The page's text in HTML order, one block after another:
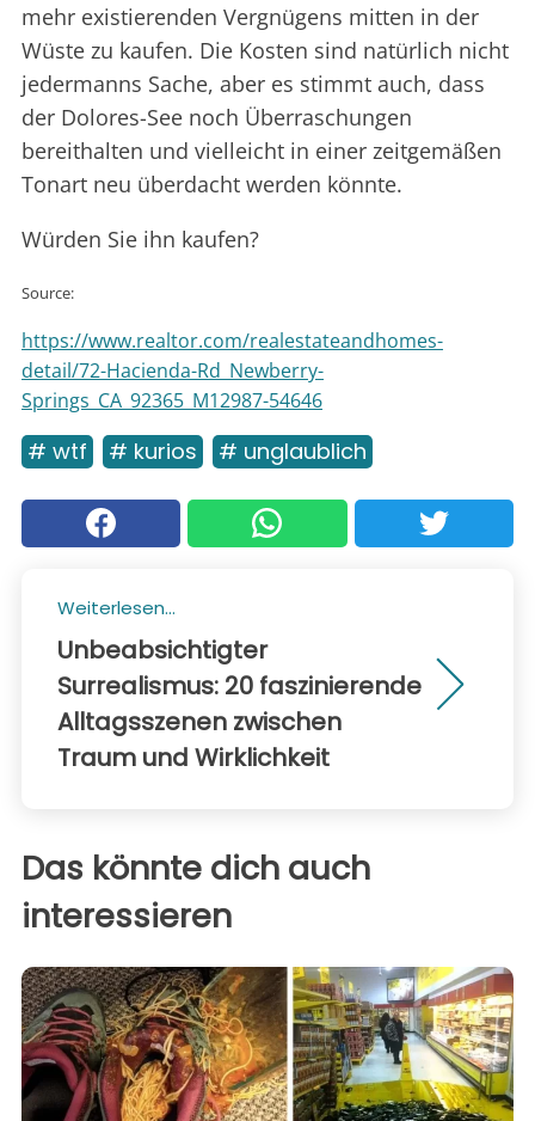
mehr existierenden Vergnügens mitten in der
Wüste zu kaufen. Die Kosten sind natürlich nicht
jedermanns Sache, aber es stimmt auch, dass
der Dolores-See noch Überraschungen
bereithalten und vielleicht in einer zeitgemäßen
Tonart neu überdacht werden könnte.
Würden Sie ihn kaufen?
Source:
https://www.realtor.com/realestateandhomes-
detail/72-Hacienda-Rd_Newberry-
Springs_CA_92365_M12987-54646
# wtf # kurios # unglaublich
Weiterlesen...
Unbeabsichtigter
Surrealismus: 20 faszinierende
Alltagsszenen zwischen
Traum und Wirklichkeit
Das könnte dich auch
interessieren